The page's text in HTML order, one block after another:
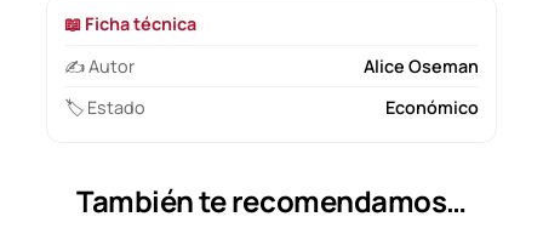
📖 Ficha técnica
✍️ Autor
Alice Oseman
🏷️ Estado
Económico
También te recomendamos…